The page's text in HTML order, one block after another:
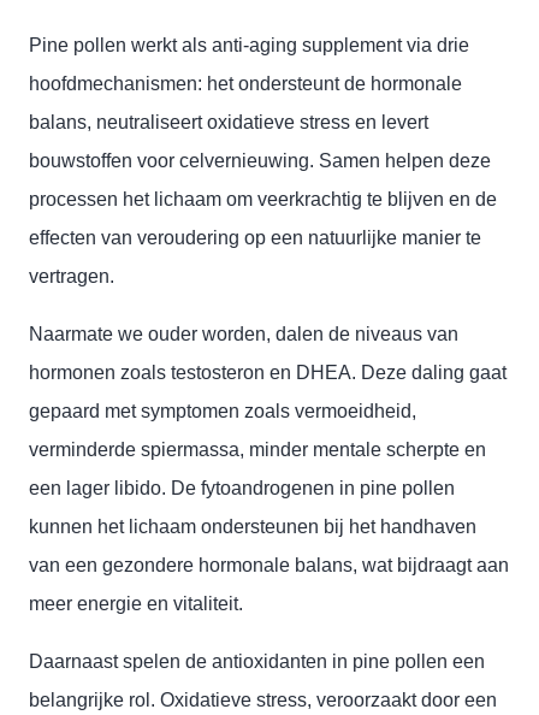
Pine pollen werkt als anti-aging supplement via drie
hoofdmechanismen: het ondersteunt de hormonale
balans, neutraliseert oxidatieve stress en levert
bouwstoffen voor celvernieuwing. Samen helpen deze
processen het lichaam om veerkrachtig te blijven en de
effecten van veroudering op een natuurlijke manier te
vertragen.
Naarmate we ouder worden, dalen de niveaus van
hormonen zoals testosteron en DHEA. Deze daling gaat
gepaard met symptomen zoals vermoeidheid,
verminderde spiermassa, minder mentale scherpte en
een lager libido. De fytoandrogenen in pine pollen
kunnen het lichaam ondersteunen bij het handhaven
van een gezondere hormonale balans, wat bijdraagt aan
meer energie en vitaliteit.
Daarnaast spelen de antioxidanten in pine pollen een
belangrijke rol. Oxidatieve stress, veroorzaakt door een